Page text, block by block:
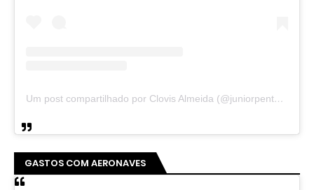
Um post compartilhado por Clovis Almeida (@juniorpentecoste01)
GASTOS COM AERONAVES